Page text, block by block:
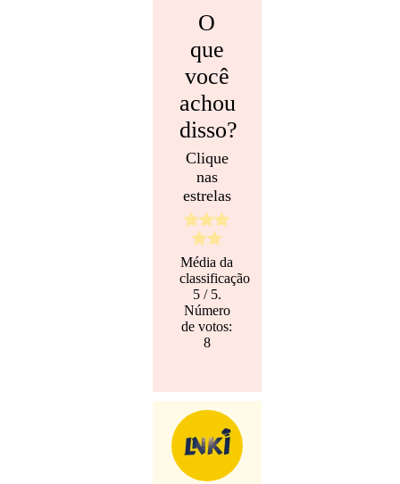
O
que
você
achou
disso?
Clique
nas
estrelas
Média da
classificação
5/ 5.
Número
de votos:
8